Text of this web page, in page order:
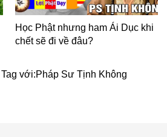
Học Phật nhưng ham Ái Dục khi
chết sẽ đi về đâu?
Tag với:Pháp Sư Tịnh Không